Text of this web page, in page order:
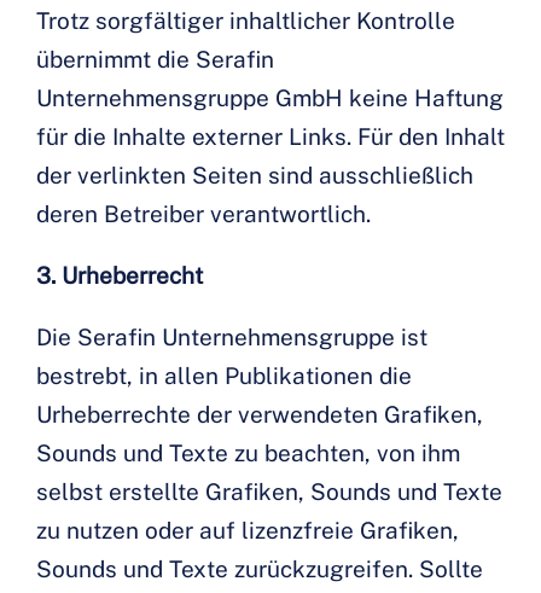
Trotz sorgfältiger inhaltlicher Kontrolle
übernimmt die Serafin
Unternehmensgruppe GmbH keine Haftung
für die Inhalte externer Links. Für den Inhalt
der verlinkten Seiten sind ausschließlich
deren Betreiber verantwortlich.
3. Urheberrecht
Die Serafin Unternehmensgruppe ist
bestrebt, in allen Publikationen die
Urheberrechte der verwendeten Grafiken,
Sounds und Texte zu beachten, von ihm
selbst erstellte Grafiken, Sounds und Texte
zu nutzen oder auf lizenzfreie Grafiken,
Sounds und Texte zurückzugreifen. Sollte